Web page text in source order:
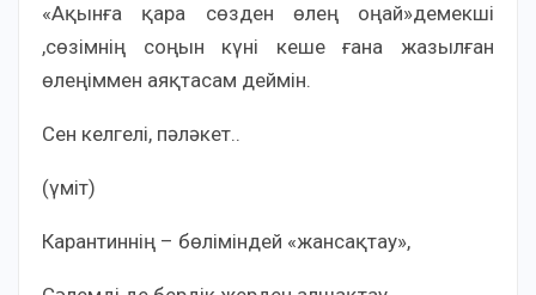
«Ақынға қара сөзден өлең оңай»демекші
,сөзімнің соңын күні кеше ғана жазылған
өлеңіммен аяқтасам деймін.
Сен келгелі, пәләкет..
(үміт)
Карантиннің – бөліміндей «жансақтау»,